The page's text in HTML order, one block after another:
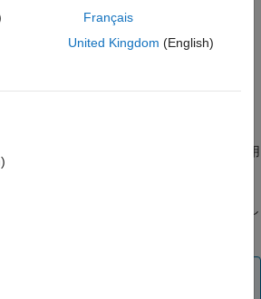
Word (利用可能な場合)。そうでない場
トを開きます。
ペインで指定したエディターを使用
ュメントを開きます。
更する場合は、
コマンドを使用し
Français
United Kingdom (English)